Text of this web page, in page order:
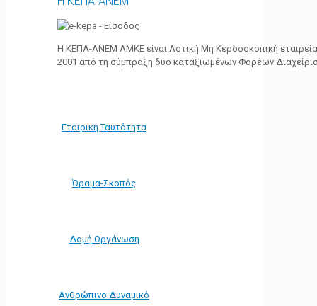
Η ΚΕΠΑ-ΑΝΕΜ ΑΜΚΕ είναι Αστική Μη Κερδοσκοπική
2001 από τη σύμπραξη δύο καταξιωμένων Φορέων
Εταιρική Ταυτότητα
Όραμα-Σκοπός
Δομή Οργάνωση
Ανθρώπινο Δυναμικό